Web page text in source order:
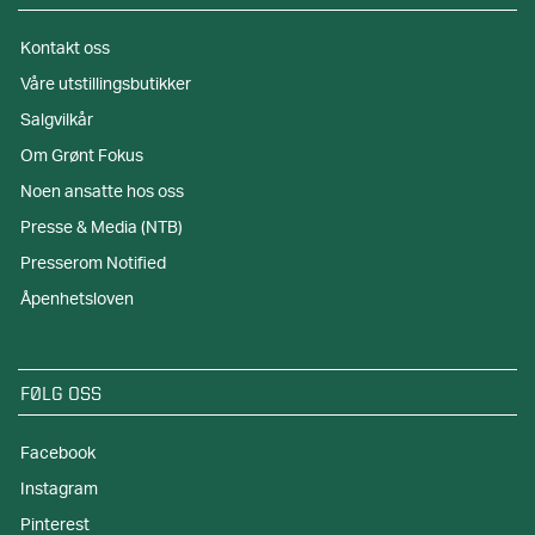
Kontakt oss
Våre utstillingsbutikker
Salgvilkår
Om Grønt Fokus
Noen ansatte hos oss
Presse & Media (NTB)
Presserom Notified
Åpenhetsloven
FØLG OSS
Facebook
Instagram
Pinterest